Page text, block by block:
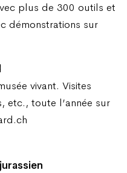
plus de 300 outils et
démonstrations sur
vivant. Visites
etc., toute l’année sur